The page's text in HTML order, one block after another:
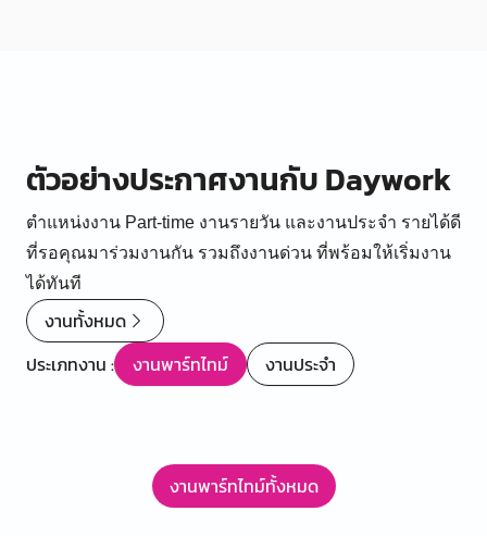
ตัวอย่างประกาศงานกับ Daywork
ตำแหน่งงาน Part-time งานรายวัน และงานประจำ รายได้ดี
ที่รอคุณมาร่วมงานกัน รวมถึงงานด่วน ที่พร้อมให้เริ่มงาน
ได้ทันที
งานทั้งหมด
ประเภทงาน :
งานพาร์ทไทม์ งานประจำ
งานพาร์ทไทม์ทั้งหมด